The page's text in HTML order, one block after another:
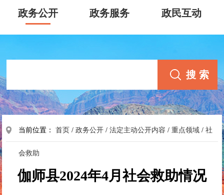
政务公开 政务服务 政民互动
当前位置：首页 /政务公开 /法定主动公开内容 /重点领域 /社
会救助
伽师县2024年4月社会救助情况